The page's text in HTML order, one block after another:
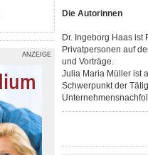
Die Autorinnen
Dr. Ingeborg Haas ist
Privatpersonen auf
und Vorträge.
Julia Maria Müller ist
Schwerpunkt der
ANZEIGE